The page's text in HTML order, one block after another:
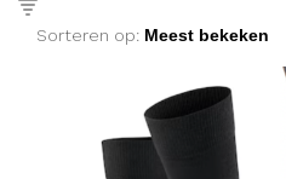
Sorteren op: